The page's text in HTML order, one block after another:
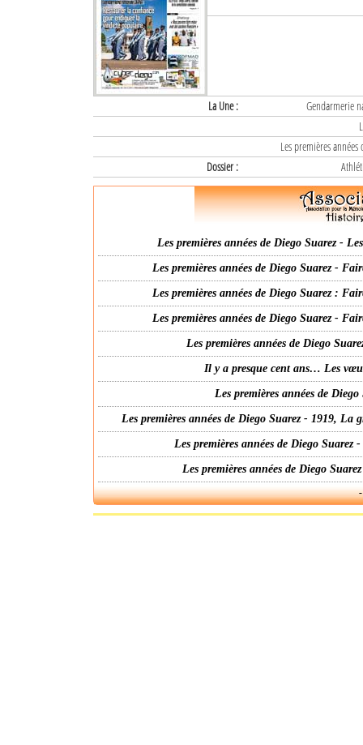
La Une :
Gendarmerie
Les premières
Dossier :
Les premières années de Diego Suarez -
Les premières années de Diego Suarez -
Les premières années de Diego Suarez :
Les premières années de Diego Suarez -
Les premières années de Diego
Il y a presque cent ans… Les
Les premières années de
Les premières années de Diego Suarez - 1919,
Les premières années de Diego
Les premières années de Diego